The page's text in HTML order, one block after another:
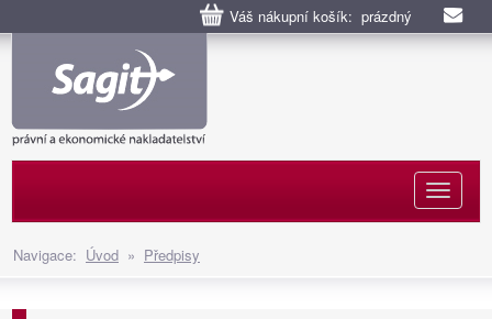
Váš nákupní košík: prázdný
Navigace: Úvod » Předpisy